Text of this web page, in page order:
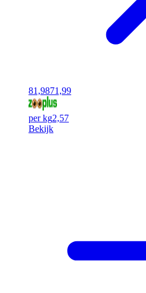
81,9871,99
per kg2,57
Bekijk